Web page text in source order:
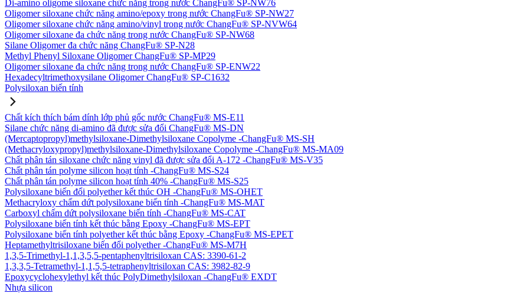
Di-amino oligome siloxane chức năng trong nước ChangFu® SP-NW76
Oligomer siloxane chức năng amino/epoxy trong nước ChangFu® SP-NW27
Oligomer siloxane chức năng amino/vinyl trong nước ChangFu® SP-NVW64
Oligomer siloxane đa chức năng trong nước ChangFu® SP-NW68
Silane Oligomer đa chức năng ChangFu® SP-N28
Methyl Phenyl Siloxane Oligomer ChangFu® SP-MP29
Oligomer siloxane đa chức năng trong nước ChangFu® SP-ENW22
Hexadecyltrimethoxysilane Oligomer ChangFu® SP-C1632
Polysiloxan biến tính
Chất kích thích bám dính lớp phủ gốc nước ChangFu® MS-E11
Silane chức năng di-amino đã được sửa đổi ChangFu® MS-DN
(Mercaptopropyl)methylsiloxane-Dimethylsiloxane Copolyme -ChangFu® MS-SH
(Methacryloxypropyl)methylsiloxane-Dimethylsiloxane Copolyme -ChangFu® MS-MA09
Chất phân tán siloxane chức năng vinyl đã được sửa đổi A-172 -ChangFu® MS-V35
Chất phân tán polyme silicon hoạt tính -ChangFu® MS-S24
Chất phân tán polyme silicon hoạt tính 40% -ChangFu® MS-S25
Polysiloxane biến đổi polyether kết thúc OH -ChangFu® MS-OHET
Methacryloxy chấm dứt polysiloxane biến tính -ChangFu® MS-MAT
Carboxyl chấm dứt polysiloxane biến tính -ChangFu® MS-CAT
Polysiloxane biến tính kết thúc bằng Epoxy -ChangFu® MS-EPT
Polysiloxane biến tính polyether kết thúc bằng Epoxy -ChangFu® MS-EPET
Heptamethyltrisiloxane biến đổi polyether -ChangFu® MS-M7H
1,3,5-Trimethyl-1,1,3,5,5-pentaphenyltrisiloxan CAS: 3390-61-2
1,3,3,5-Tetramethyl-1,1,5,5-tetraphenyltrisiloxan CAS: 3982-82-9
Epoxycyclohexylethyl kết thúc PolyDimethylsiloxan -ChangFu® EXDT
Nhựa silicon